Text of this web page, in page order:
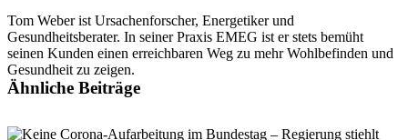
liegen
oft
in
falscher
Tom Weber ist Ursachenforscher, Energetiker und
Gesundheitsberater. In seiner Praxis EMEG ist er stets bemüht
seinen Kunden einen erreichbaren Weg zu mehr Wohlbefinden und
Gesundheit zu zeigen.
Ähnliche Beiträge